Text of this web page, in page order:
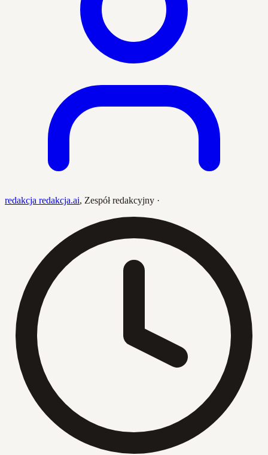
redakcja redakcja.ai, Zespół redakcyjny ·